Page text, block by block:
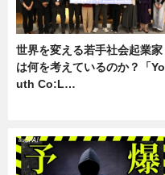
世界を変える若手社会起業家
は何を考えているのか？「Yo
uth Co:L…